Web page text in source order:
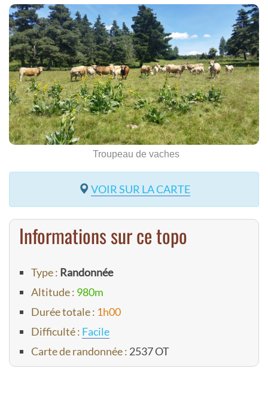
Troupeau de vaches
VOIR SUR LA CARTE
Informations sur ce topo
Type : Randonnée
Altitude : 980m
Durée totale : 1h00
Difficulté : Facile
Carte de randonnée : 2537 OT